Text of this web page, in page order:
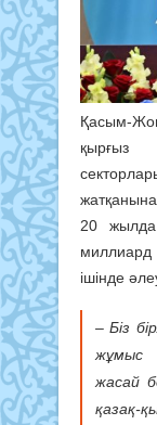
Қасым-
қырғыз
20 жылда
миллиард
ішінде
– Біз
жұмыс
жасай
қазақ-